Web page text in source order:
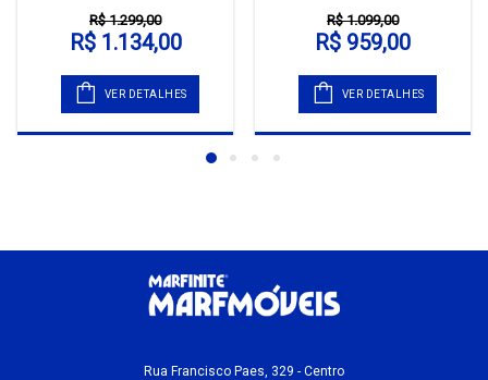
R$ 1.299,00
R$ 1.134,00
VER DETALHES
R$ 1.099,00
R$ 959,00
VER DETALHES
Rua Francisco Paes, 329 - Centro